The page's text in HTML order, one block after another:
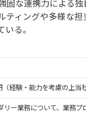
固な連携力による
ティングや多様な
る。
経験・能力を考慮の上当
ー業務について、業務